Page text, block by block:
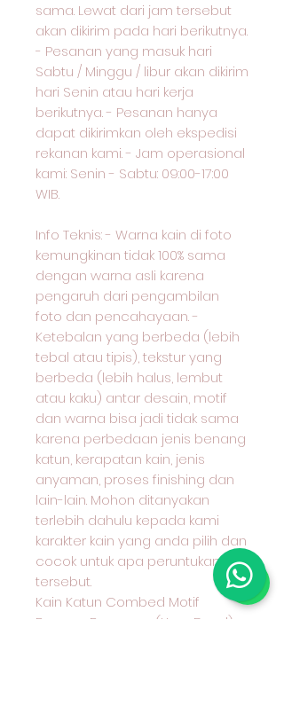
sama. Lewat dari jam tersebut
akan dikirim pada hari berikutnya.
- Pesanan yang masuk hari
Sabtu / Minggu / libur akan dikirim
hari Senin atau hari kerja
berikutnya. - Pesanan hanya
dapat dikirimkan oleh ekspedisi
rekanan kami. - Jam operasional
kami: Senin - Sabtu: 09:00-17:00
WIB.
Info Teknis: - Warna kain di foto
kemungkinan tidak 100% sama
dengan warna asli karena
pengaruh dari pengambilan
foto dan pencahayaan. -
Ketebalan yang berbeda (lebih
tebal atau tipis), tekstur yang
berbeda (lebih halus, lembut
atau kaku) antar desain, motif
dan warna bisa jadi tidak sama
karena perbedaan jenis benang
katun, kerapatan kain, jenis
anyaman, proses finishing dan
lain-lain. Mohon ditanyakan
terlebih dahulu kepada kami
karakter kain yang anda pilih dan
cocok untuk apa peruntukan kain
tersebut.
Kain Katun Combed Motif
Benang Berwarna (Yarn Dyed)